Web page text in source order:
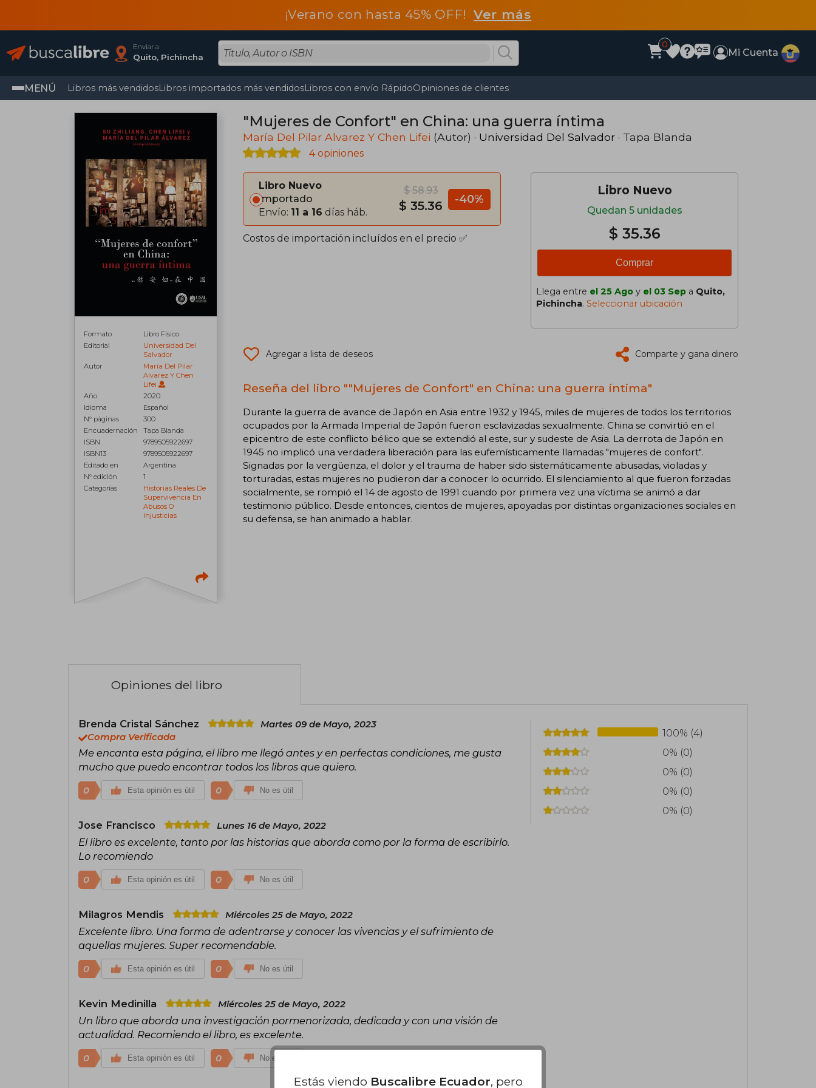
¡Verano con hasta 45% OFF!Ver más
Enviar a
Quito, Pichincha
0
Mi Cuenta
MENÚ Libros más vendidosLibros importados más vendidosLibros con envío RápidoOpiniones de clientes
Formato
Libro Físico
Editorial
Universidad Del
Salvador
Autor
María Del Pilar
Alvarez Y Chen
Lifei
Año
2020
Idioma
Español
N° páginas
300
Encuadernación
Tapa Blanda
ISBN
9789505922697
ISBN13
9789505922697
Editado en
Argentina
N° edición
1
Categorías
Historias Reales De
Supervivencia En
Abusos O
Injusticias
"Mujeres de Confort" en China: una guerra íntima
María Del Pilar Alvarez Y Chen Lifei (Autor) · Universidad Del Salvador · Tapa Blanda
4 opiniones
Libro Nuevo
Importado
Envío: 11 a 16 días háb.
$ 58.93
$ 35.36 -40%
Costos de importación incluídos en el precio ✅
Libro Nuevo
Quedan 5 unidades
$ 35.36
Comprar
Llega entre el 25 Ago y el 03 Sep a Quito,
Pichincha. Seleccionar ubicación
Agregar a lista de deseos Comparte y gana dinero
Reseña del libro ""Mujeres de Confort" en China: una guerra íntima"
Durante la guerra de avance de Japón en Asia entre 1932 y 1945, miles de mujeres de todos los territorios
ocupados por la Armada Imperial de Japón fueron esclavizadas sexualmente. China se convirtió en el
epicentro de este conflicto bélico que se extendió al este, sur y sudeste de Asia. La derrota de Japón en
1945 no implicó una verdadera liberación para las eufemísticamente llamadas "mujeres de confort".
Signadas por la vergüenza, el dolor y el trauma de haber sido sistemáticamente abusadas, violadas y
torturadas, estas mujeres no pudieron dar a conocer lo ocurrido. El silenciamiento al que fueron forzadas
socialmente, se rompió el 14 de agosto de 1991 cuando por primera vez una víctima se animó a dar
testimonio público. Desde entonces, cientos de mujeres, apoyadas por distintas organizaciones sociales en
su defensa, se han animado a hablar.
Opiniones del libro
Brenda Cristal Sánchez
Martes 09 de Mayo, 2023
Compra Verificada
Me encanta esta página, el libro me llegó antes y en perfectas condiciones, me gusta
mucho que puedo encontrar todos los libros que quiero.
0 Esta opinión es útil 0 No es útil
Jose Francisco Lunes 16 de Mayo, 2022
El libro es excelente, tanto por las historias que aborda como por la forma de escribirlo.
Lo recomiendo
0 Esta opinión es útil 0 No es útil
Milagros Mendis Miércoles 25 de Mayo, 2022
Excelente libro. Una forma de adentrarse y conocer las vivencias y el sufrimiento de
aquellas mujeres. Super recomendable.
0 Esta opinión es útil 0 No es útil
Kevin Medinilla Miércoles 25 de Mayo, 2022
Un libro que aborda una investigación pormenorizada, dedicada y con una visión de
actualidad. Recomiendo el libro, es excelente.
0 Esta opinión es útil 0 No es útil
100% (4)
0% (0)
0% (0)
0% (0)
0% (0)
Estás viendo Buscalibre Ecuador, pero